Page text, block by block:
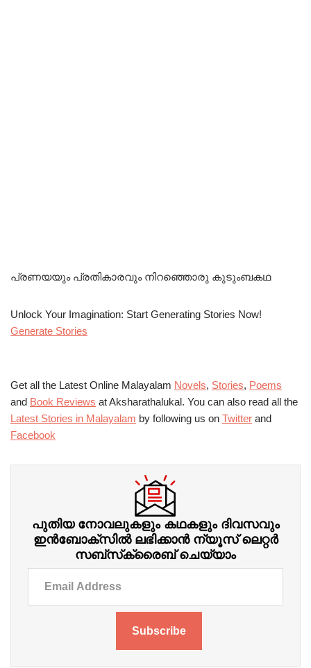
പ്രണയയും പ്രതികാരവും നിറഞ്ഞൊരു കുടുംബകഥ
Unlock Your Imagination: Start Generating Stories Now!
Generate Stories
Get all the Latest Online Malayalam Novels, Stories, Poems
and Book Reviews at Aksharathalukal. You can also read all the
Latest Stories in Malayalam by following us on Twitter and
Facebook
പുതിയ നോവലുകളും കഥകളും ദിവസവും
ഇന്‍ബോക്‌സില്‍ ലഭിക്കാന്‍ ന്യൂസ് ലെറ്റർ
സബ്‌സ്‌ക്രൈബ് ചെയ്യാം
Subscribe